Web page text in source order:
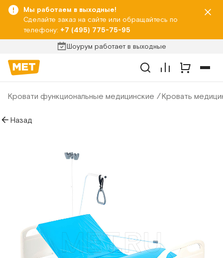
Мы работаем в выходные!
Сделайте заказ на сайте или обращайтесь по
телефону: +7 (495) 775-75-95
Шоурум работает в выходные
Кровати функциональные медицинские Кровать
Назад